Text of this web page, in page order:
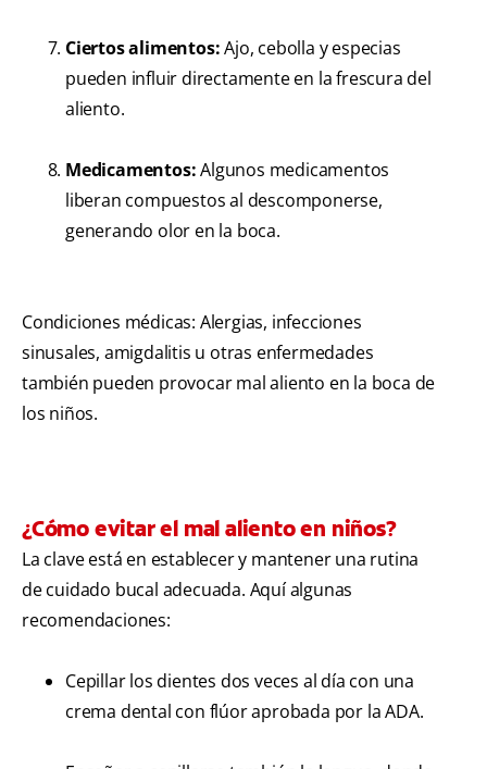
Ciertos alimentos:Ajo, cebolla y especias
pueden influir directamente en la frescura del
aliento.
Medicamentos:Algunos medicamentos
liberan compuestos al descomponerse,
generando olor en la boca.
Condiciones médicas: Alergias, infecciones
sinusales, amigdalitis u otras enfermedades
también pueden provocar mal aliento en la boca de
los niños.
¿Cómo evitar el mal aliento en niños?
La clave está en establecer y mantener una rutina
de cuidado bucal adecuada. Aquí algunas
recomendaciones:
Cepillar los dientes dos veces al día con una
crema dental con flúor aprobada por la ADA.